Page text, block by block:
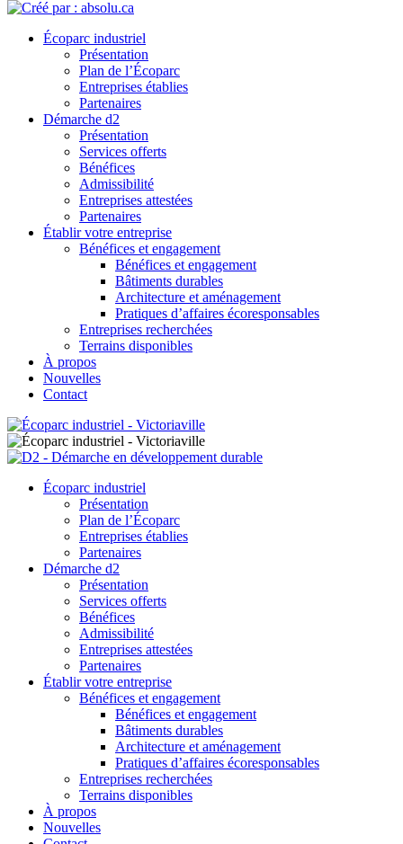
Écoparc industriel
Présentation
Plan de l’Écoparc
Entreprises établies
Partenaires
Démarche d2
Présentation
Services offerts
Bénéfices
Admissibilité
Entreprises attestées
Partenaires
Établir votre entreprise
Bénéfices et engagement
Bénéfices et engagement
Bâtiments durables
Architecture et aménagement
Pratiques d’affaires écoresponsables
Entreprises recherchées
Terrains disponibles
À propos
Nouvelles
Contact
Écoparc industriel
Présentation
Plan de l’Écoparc
Entreprises établies
Partenaires
Démarche d2
Présentation
Services offerts
Bénéfices
Admissibilité
Entreprises attestées
Partenaires
Établir votre entreprise
Bénéfices et engagement
Bénéfices et engagement
Bâtiments durables
Architecture et aménagement
Pratiques d’affaires écoresponsables
Entreprises recherchées
Terrains disponibles
À propos
Nouvelles